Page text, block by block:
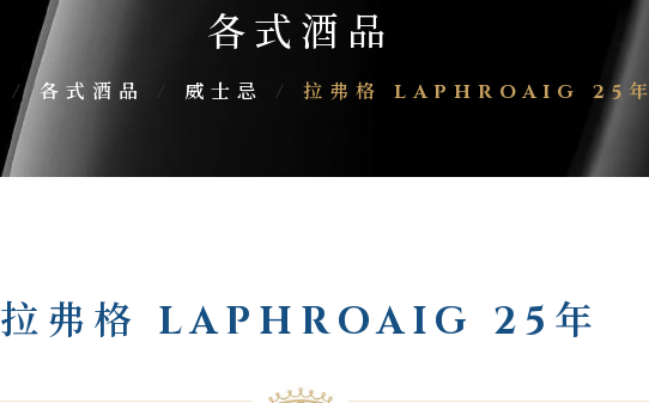
各式酒品
/ 各式酒品 威士忌 / 拉弗格 LAPHROAIG 25年
拉弗格 LAPHROAIG 25年